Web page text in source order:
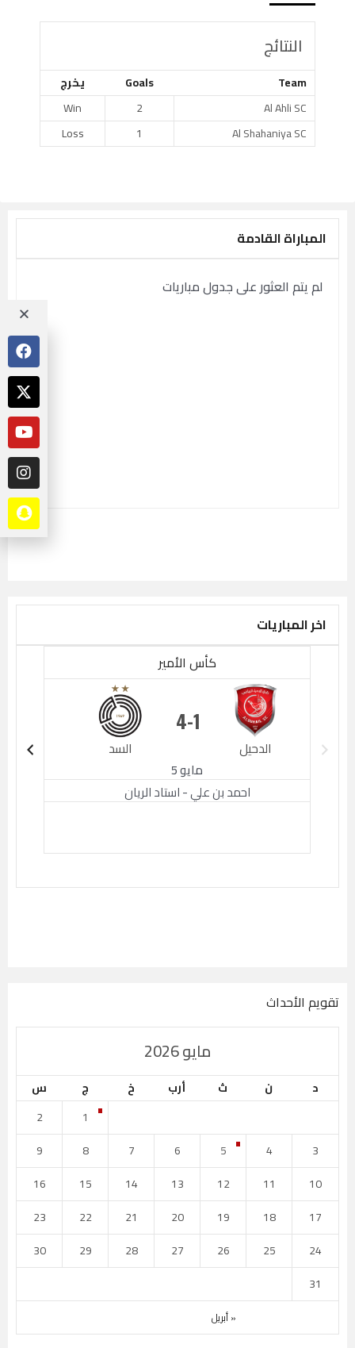
النتائج
Team
Goals
يخرج
Al Ahli SC
2
Win
Al Shahaniya SC
1
Loss
المباراة القادمة
لم يتم العثور على جدول مباريات
اخر المباريات
كأس الأمير
الدحيل
1
السد
4
مايو 5
احمد بن علي - استاد الريان
تقويم الأحداث
مايو 2026
د ن ث أرب خ ج س
« أبريل
1
2
3
4
5
6
7
8
9
10
11
12
13
14
15
16
17
18
19
20
21
22
23
24
25
26
27
28
29
30
31